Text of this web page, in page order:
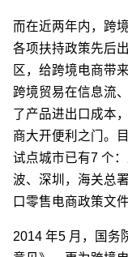
而在近两年内，跨
各项扶持政策先后
区，给跨境电商带
跨境贸易在信息流
了产品进出口成本
商大开便利之门。
试点城市已有7 个
波、深圳，海关总
口零售电商政策文件
2014 年5 月，国务